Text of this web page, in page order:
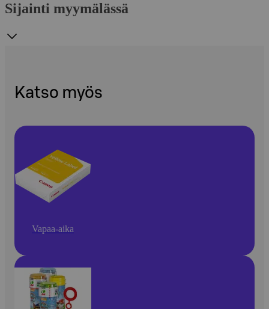
Sijainti myymälässä
Katso myös
Vapaa-aika